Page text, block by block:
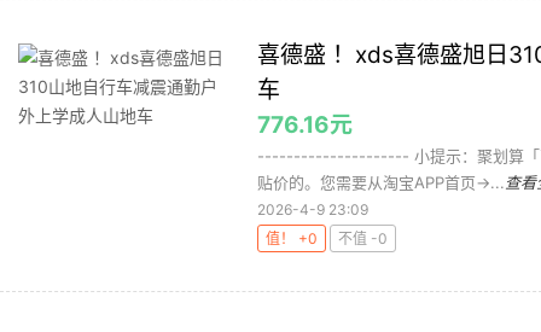
喜德盛 ！xds喜德盛旭日
车
776.16元
--------------------- 小提示：聚划算「百
贴价的。您需要从淘宝APP首页->... 查看
2026-4-9 23:09
值！ +0
不值 -0